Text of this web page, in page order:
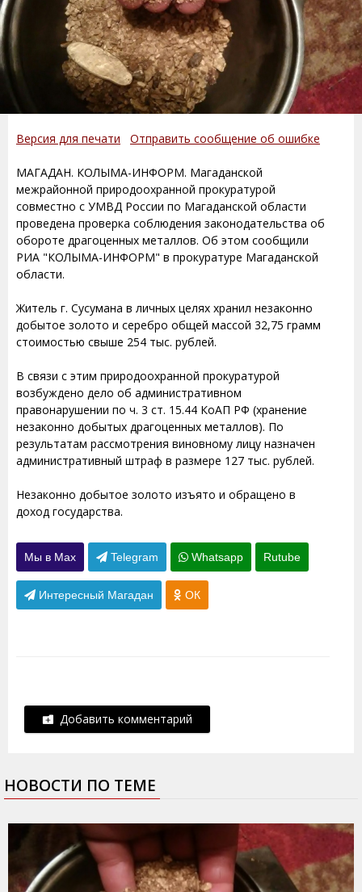
Версия для печати Отправить сообщение об ошибке
МАГАДАН. КОЛЫМА-ИНФОРМ. Магаданской
межрайонной природоохранной прокуратурой
совместно с УМВД России по Магаданской области
проведена проверка соблюдения законодательства об
обороте драгоценных металлов. Об этом сообщили
РИА "КОЛЫМА-ИНФОРМ" в прокуратуре Магаданской
области.
Житель г. Сусумана в личных целях хранил незаконно
добытое золото и серебро общей массой 32,75 грамм
стоимостью свыше 254 тыс. рублей.
В связи с этим природоохранной прокуратурой
возбуждено дело об административном
правонарушении по ч. 3 ст. 15.44 КоАП РФ (хранение
незаконно добытых драгоценных металлов). По
результатам рассмотрения виновному лицу назначен
административный штраф в размере 127 тыс. рублей.
Незаконно добытое золото изъято и обращено в
доход государства.
Мы в Max Telegram Whatsapp Rutube
Интересный Магадан ОК
Добавить комментарий
НОВОСТИ ПО ТЕМЕ